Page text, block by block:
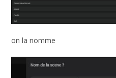
on la nomme